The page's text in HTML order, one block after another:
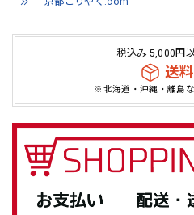
税込み 5,000円
送
※北海道・沖縄・離島
2026/05/07
とても素敵な商品でした！自分
この度は当店をご利用
います。 お気に入りい
また機会がありました